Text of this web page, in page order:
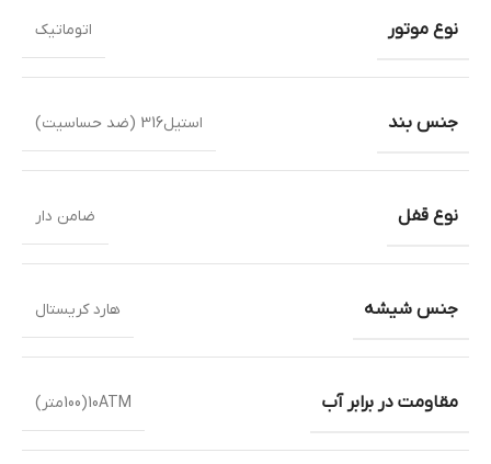
نوع موتور اتوماتیک
جنس بند استیل316 (ضد حساسیت)
نوع قفل ضامن دار
جنس شیشه هارد کریستال
مقاومت در برابر آب 10ATM(100متر)